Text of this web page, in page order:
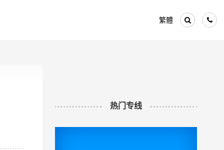
繁體
热门专线